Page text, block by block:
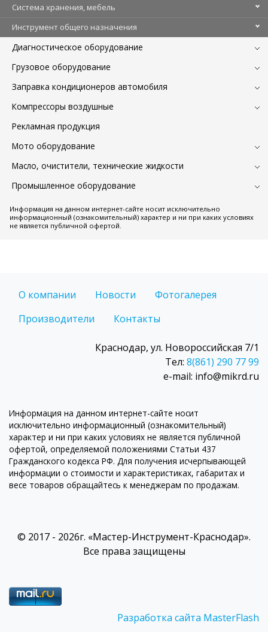
Система хранения, мебель
Инструмент общего назначения
Диагностическое оборудование
Грузовое оборудование
Заправка кондиционеров автомобиля
Компрессоры воздушные
Рекламная продукция
Мото оборудование
Масло, очистители, технические жидкости
Промышленное оборудование
Информация на данном интернет-сайте носит исключительно
информационный (ознакомительный) характер и ни при каких условиях
не является публичной офертой.
О компании Новости
Фотогалерея
Производители
Контакты
Краснодар, ул. Новороссийская 7/1
Тел: 8(861) 290 77 99
e-mail: info@mikrd.ru
Информация на данном интернет-сайте носит
исключительно информационный (ознакомительный)
характер и ни при каких условиях не является публичной
офертой, определяемой положениями Статьи 437
Гражданского кодекса РФ. Для получения исчерпывающей
информации о стоимости и характеристиках, габаритах и
весе товаров обращайтесь к менеджерам по продажам.
© 2017 - 2026г. «Мастер-Инструмент-Краснодар».
Все права защищены
Разработка сайта MasterFlash